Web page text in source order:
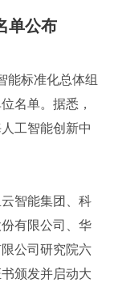
单公布
能标准化总体组
名单。据悉，
工智能创新中
智能集团、科
有限公司、华
公司研究院六
颁发并启动大